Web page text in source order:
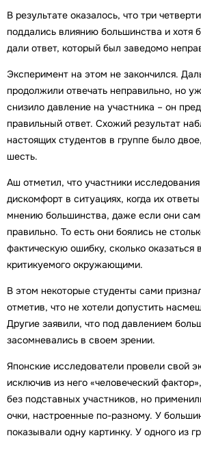
В результате оказалось, что три
поддались влиянию большинства и хотя
дали ответ, который был заведомо
Эксперимент на этом не закончился.
продолжили отвечать неправильно, но
снизило давление на участника – он
правильный ответ. Схожий результат
настоящих студентов в группе было
шесть.
Аш отметил, что участники
дискомфорт в ситуациях, когда их
мнению большинства, даже если они
правильно. То есть они боялись не
фактическую ошибку, сколько оказаться
критикуемого окружающими.
В этом некоторые студенты сами
отметив, что не хотели допустить
Другие заявили, что под давлением
засомневались в своем зрении.
Японские исследователи провели свой
исключив из него «человеческий
без подставных участников, но
очки, настроенные по-разному. У
показывали одну картинку. У одного из